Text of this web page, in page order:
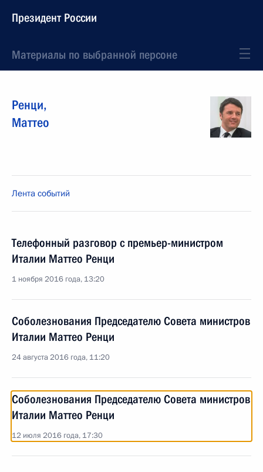
Президент России
Материалы по выбранной персоне
Ренци,
Маттео
Лента событий
Телефонный разговор с премьер-министром
Италии Маттео Ренци
1 ноября 2016 года, 13:20
Соболезнования Председателю Совета министров
Италии Маттео Ренци
24 августа 2016 года, 11:20
Соболезнования Председателю Совета министров
Италии Маттео Ренци
12 июля 2016 года, 17:30